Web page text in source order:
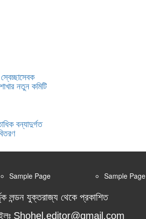
নতুন কমিটি
বন্যাদুর্গত
Sample Page Sample Page
লন্ডন যুক্তরাজ্য থেকে প্রকাশিত
Shohel.editor@gmail.com